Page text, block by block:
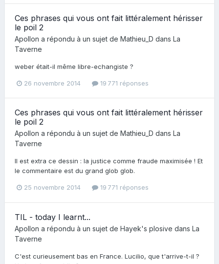
Ces phrases qui vous ont fait littéralement hérisser
le poil 2
Apollon a répondu à un sujet de Mathieu_D dans La
Taverne
weber était-il même libre-echangiste ?
26 novembre 2014 19 771 réponses
Ces phrases qui vous ont fait littéralement hérisser
le poil 2
Apollon a répondu à un sujet de Mathieu_D dans La
Taverne
Il est extra ce dessin : la justice comme fraude maximisée ! Et
le commentaire est du grand glob glob.
25 novembre 2014 19 771 réponses
TIL - today I learnt...
Apollon a répondu à un sujet de Hayek's plosive dans La
Taverne
C'est curieusement bas en France. Lucilio, que t'arrive-t-il ?